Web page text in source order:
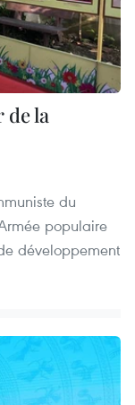
de la
du
populaire
développement